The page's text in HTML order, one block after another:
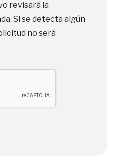
revisará la
Si se detecta algún
no será